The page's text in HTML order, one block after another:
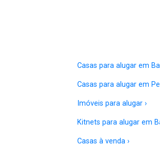
Casas para alugar em
Casas para alugar em
Imóveis para alugar ›
Kitnets para alugar em
Casas à venda ›